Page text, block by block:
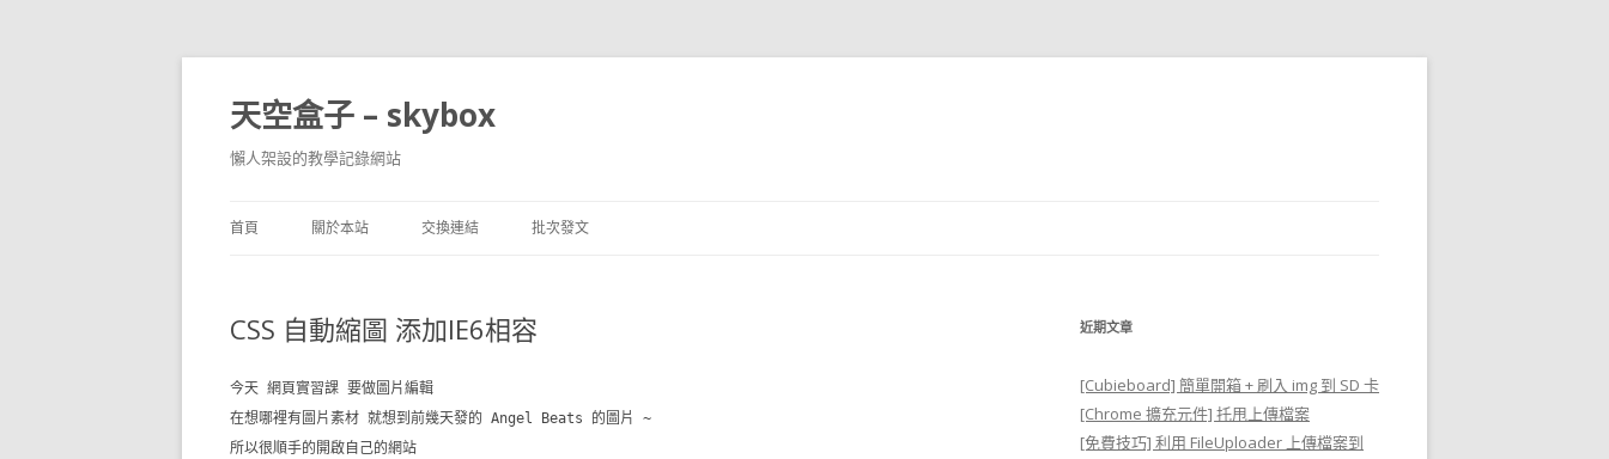
天空盒子 – skybox
懶人架設的教學記錄網站
首頁 關於本站 交換連結 批次發文
CSS 自動縮圖 添加IE6相容
今天 網頁實習課 要做圖片編輯
在想哪裡有圖片素材 就想到前幾天發的 Angel Beats 的圖片 ~
所以很順手的開啟自己的網站
近期文章
[Cubieboard] 簡單開箱 + 刷入 img 到 SD 卡
[Chrome 擴充元件] 托甩上傳檔案
[免費技巧] 利用 FileUploader 上傳檔案到